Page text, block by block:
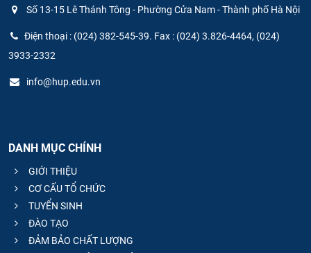
Số 13-15 Lê Thánh Tông - Phường Cửa Nam - Thành phố Hà Nội
Điện thoại : (024) 382-545-39. Fax : (024) 3.826-4464, (024)
3933-2332
info@hup.edu.vn
DANH MỤC CHÍNH
GIỚI THIỆU
CƠ CẤU TỔ CHỨC
TUYỂN SINH
ĐÀO TẠO
ĐẢM BẢO CHẤT LƯỢNG